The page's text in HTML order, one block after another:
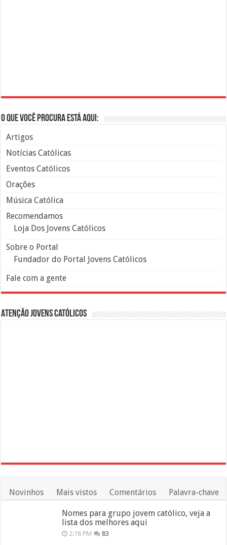
O que você procura está aqui:
Artigos
Notícias Católicas
Eventos Católicos
Orações
Música Católica
Recomendamos
Loja Dos Jovens Católicos
Sobre o Portal
Fundador do Portal Jovens Católicos
Fale com a gente
Atenção Jovens Católicos
Novinhos Mais vistos Comentários Palavra-chave
Nomes para grupo jovem católico, veja a
lista dos melhores aqui
2:18 PM 83